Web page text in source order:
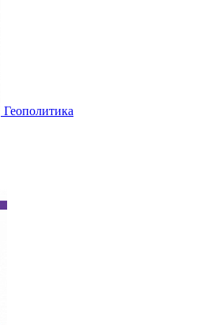
Геополитика